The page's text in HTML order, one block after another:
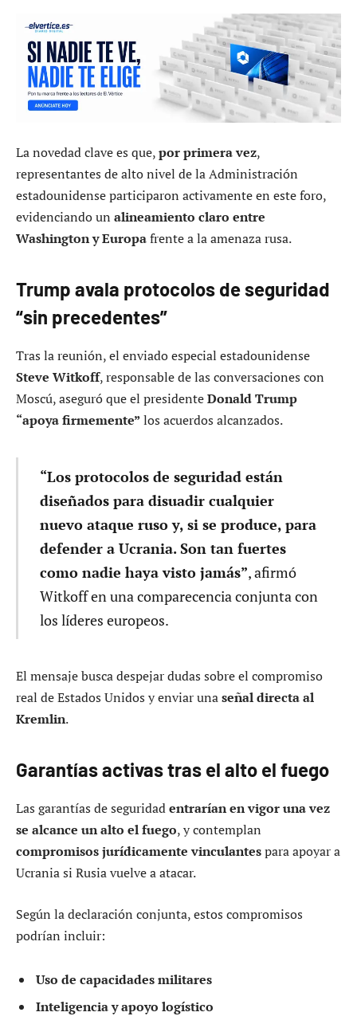
La novedad clave es que,por primera vez,
representantes de alto nivel de la Administración
estadounidense participaron activamente en este foro,
evidenciando un alineamiento claro entre
Washington y Europafrente a la amenaza rusa.
Trump avala protocolos de seguridad
“sin precedentes”
Tras la reunión, el enviado especial estadounidense
Steve Witkoff, responsable de las conversaciones con
Moscú, aseguró que el presidenteDonald Trump
“apoya firmemente” los acuerdos alcanzados.
“Los protocolos de seguridad están
diseñados para disuadir cualquier
nuevo ataque ruso y, si se produce, para
defender a Ucrania. Son tan fuertes
como nadie haya visto jamás”, afirmó
Witkoff en una comparecencia conjunta con
los líderes europeos.
El mensaje busca despejar dudas sobre el compromiso
real de Estados Unidos y enviar unaseñal directa al
Kremlin.
Garantías activas tras el alto el fuego
Las garantías de seguridadentrarían en vigor una vez
se alcance un alto el fuego, y contemplan
compromisos jurídicamente vinculantespara apoyar a
Ucrania si Rusia vuelve a atacar.
Según la declaración conjunta, estos compromisos
podrían incluir:
Uso de capacidades militares
Inteligencia y apoyo logístico